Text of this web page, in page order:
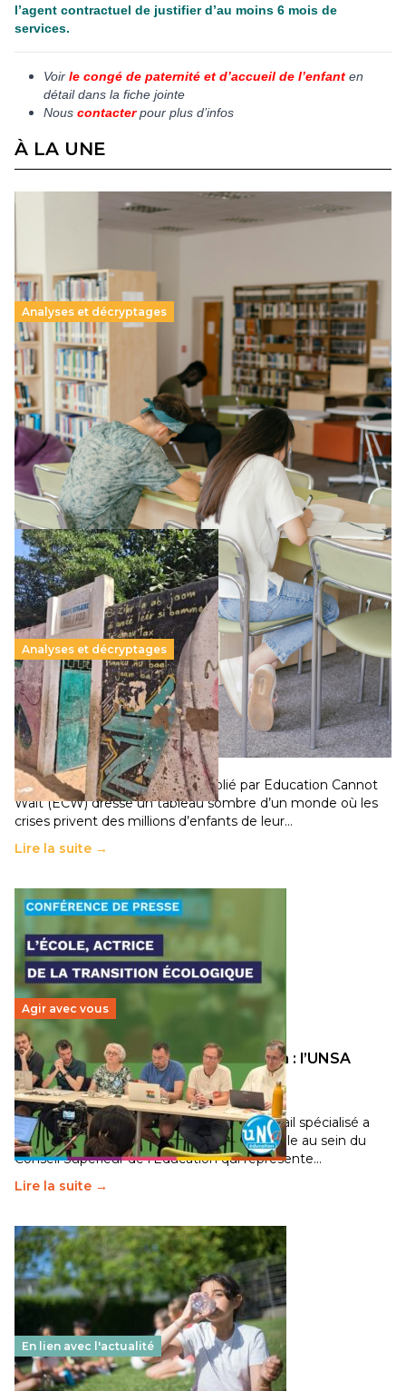
l’agent contractuel de justifier d’au moins 6 mois de
services.
Voir le congé de paternité et d’accueil de l’enfant en
détail dans la fiche jointe
Nous contacter pour plus d’infos
À LA UNE
Analyses et décryptages
Supérieur privé : une dérive qui met à mal la
promesse républicaine
11 juillet 2026-
Le projet de loi sur la régulation de l’enseignement
supérieur privé met en lumière l’amplification d’un système
qui relègue l’acte pédagogique au superfétatoire, voire à…
Lire la suite →
Analyses et décryptages
258 millions d’enfants victimes de la guerre, des
chocs climatiques et des déplacements de
population
11 juillet 2026- National
Un nouveau rapport mondial publié par Education Cannot
Wait (ECW) dresse un tableau sombre d’un monde où les
crises privent des millions d’enfants de leur…
Lire la suite →
Agir avec vous
Transition écologique de l’éducation : l’UNSA
Éducation fait bouger les lignes
30 juin 2026-National
Pendant plusieurs mois, un groupe de travail spécialisé a
travaillé sur la transition écologique de l’Ecole au sein du
Conseil Supérieur de l’Éducation qui représente…
Lire la suite →
En lien avec l'actualité